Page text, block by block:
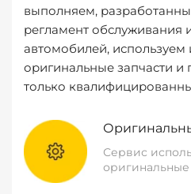
выполняем,
регламент обслуживания
автомобилей, используем
оригинальные запчасти
только
Сервис
оригинальные